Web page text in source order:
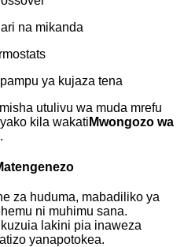
na mikanda
ya kujaza tena
utulivu wa muda mrefu
kila wakati Mwongozo wa
.
za huduma, mabadiliko ya
ni muhimu sana.
lakini pia inaweza
yanapotokea.